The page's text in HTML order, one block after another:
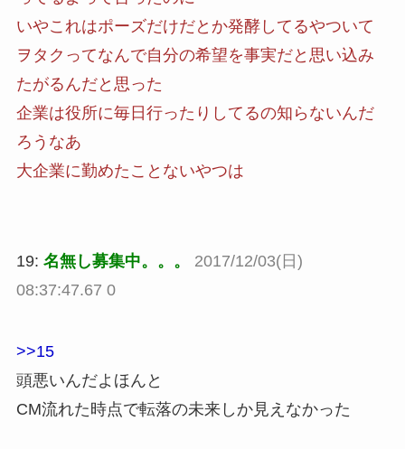
いやこれはポーズだけだとか発酵してるやついて
ヲタクってなんで自分の希望を事実だと思い込み
たがるんだと思った
企業は役所に毎日行ったりしてるの知らないんだ
ろうなあ
大企業に勤めたことないやつは
19: 名無し募集中。。。
2017/12/03(日)
08:37:47.67 0
>>15
頭悪いんだよほんと
CM流れた時点で転落の未来しか見えなかった